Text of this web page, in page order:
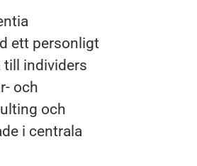
ett personligt
till individers
och
och
i centrala